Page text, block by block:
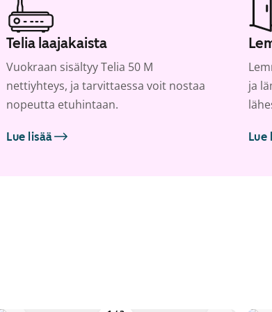
Telia laajakaista
Vuokraan sisältyy Telia 50 M
nettiyhteys, ja tarvittaessa voit nostaa
nopeutta etuhintaan.
Lue lisää
ja
Lue